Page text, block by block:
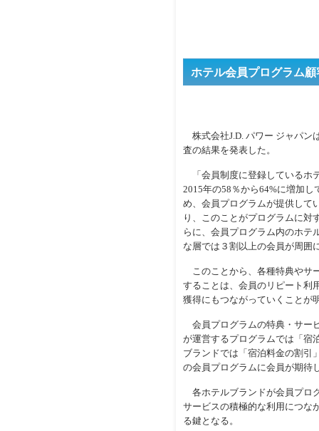
ホテル会員プログラム
株式会社J.D. パワー ジャパン
査の結果を発表した。
「会員制度に登録しているホ
2015年の58％から64%に増加
め、会員プログラムが提供して
り、このことがプログラムに対
らに、会員プログラム内のホテ
な層では３割以上の会員が周囲
このことから、各種特典やサ
することは、会員のリピート利
獲得にもつながっていくことが
会員プログラムの特典・サー
が運営するプログラムでは「宿
ブランドでは「宿泊料金の割引
の会員プログラムに会員が期待
各ホテルブランドが会員プロ
サービスの積極的な利用につな
る鍵となる。